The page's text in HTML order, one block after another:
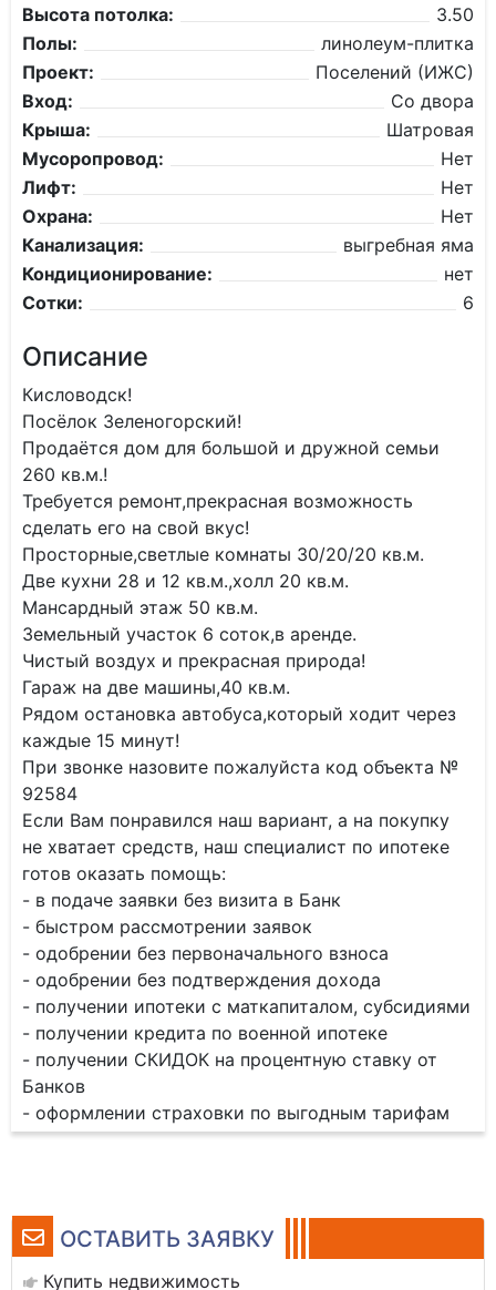
ОСТАВИТЬ ЗАЯВКУ
Купить недвижимость
Высота потолка:
3.50
Полы:
линолеум-плитка
Проект:
Поселений (ИЖС)
Вход:
Со двора
Крыша:
Шатровая
Мусоропровод:
Нет
Лифт:
Нет
Охрана:
Нет
Канализация:
выгребная яма
Кондиционирование:
нет
Сотки:
6
Описание
Кисловодск!
Посёлок Зеленогорский!
Продаётся дом для большой и дружной семьи
260 кв.м.!
Требуется ремонт,прекрасная возможность
сделать его на свой вкус!
Просторные,светлые комнаты 30/20/20 кв.м.
Две кухни 28 и 12 кв.м.,холл 20 кв.м.
Мансардный этаж 50 кв.м.
Земельный участок 6 соток,в аренде.
Чистый воздух и прекрасная природа!
Гараж на две машины,40 кв.м.
Рядом остановка автобуса,который ходит через
каждые 15 минут!
При звонке назовите пожалуйста код объекта №
92584
Если Вам понравился наш вариант, а на покупку
не хватает средств, наш специалист по ипотеке
готов оказать помощь:
- в подаче заявки без визита в Банк
- быстром рассмотрении заявок
- одобрении без первоначального взноса
- одобрении без подтверждения дохода
- получении ипотеки с маткапиталом, субсидиями
- получении кредита по военной ипотеке
- получении СКИДОК на процентную ставку от
Банков
- оформлении страховки по выгодным тарифам